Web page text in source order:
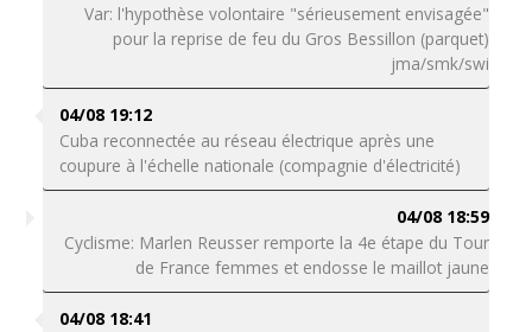
Var: l'hypothèse volontaire "sérieusement envisagée"
pour la reprise de feu du Gros Bessillon (parquet)
jma/smk/swi
04/08 19:12
Cuba reconnectée au réseau électrique après une
coupure à l'échelle nationale (compagnie d'électricité)
04/08 18:59
Cyclisme: Marlen Reusser remporte la 4e étape du Tour
de France femmes et endosse le maillot jaune
04/08 18:41